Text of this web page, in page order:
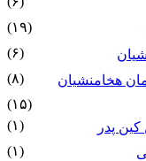
(۱۹)
(۶)
هخامنشیان
(۸)
(۱۵)
پدر
(۱)
(۱)